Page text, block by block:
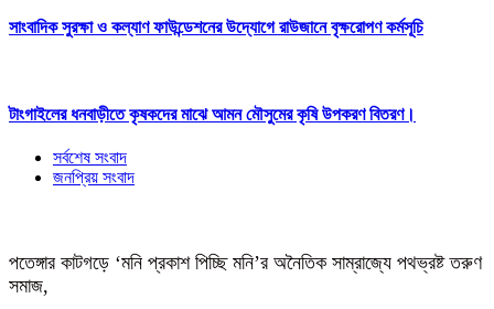
সাংবাদিক সুরক্ষা ও কল্যাণ ফাউন্ডেশনের উদ্যোগে রাউজানে বৃক্ষরোপণ কর্মসূচি
টাংগাইলের ধনবাড়ীতে কৃষকদের মাঝে আমন মৌসুমের কৃষি উপকরণ বিতরণ।
সর্বশেষ সংবাদ
জনপ্রিয় সংবাদ
পতেঙ্গার কাটগড়ে ‘মনি প্রকাশ পিচ্ছি মনি’র অনৈতিক সাম্রাজ্যে পথভ্রষ্ট তরুণ
সমাজ,